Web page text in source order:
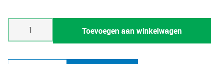
Toevoegen aan winkelwagen